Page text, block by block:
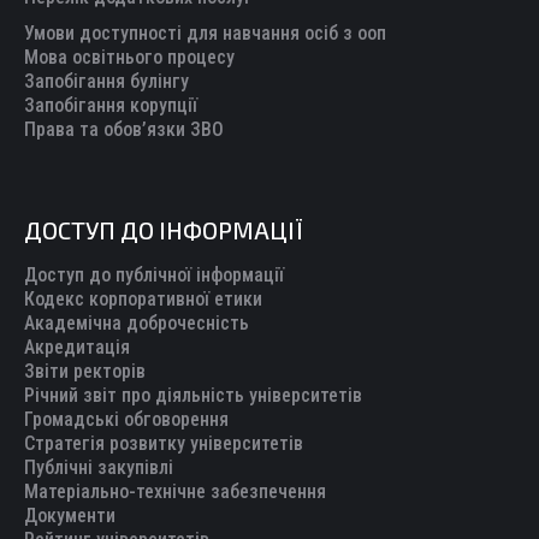
Умови доступності для навчання осіб з ооп
Мова освітнього процесу
Запобігання булінгу
Запобігання корупції
Права та обов’язки ЗВО
ДОСТУП ДО ІНФОРМАЦІЇ
Доступ до публічної інформації
Кодекс корпоративної етики
Академічна доброчесність
Акредитація
Звіти ректорів
Річний звіт про діяльність університетів
Громадські обговорення
Стратегія розвитку університетів
Публічні закупівлі
Матеріально-технічне забезпечення
Документи